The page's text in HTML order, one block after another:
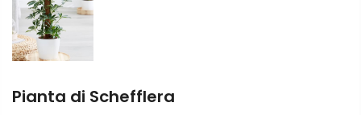
Pianta di Schefflera